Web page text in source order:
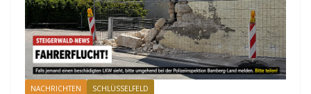
NACHRICHTEN SCHLÜSSELFELD